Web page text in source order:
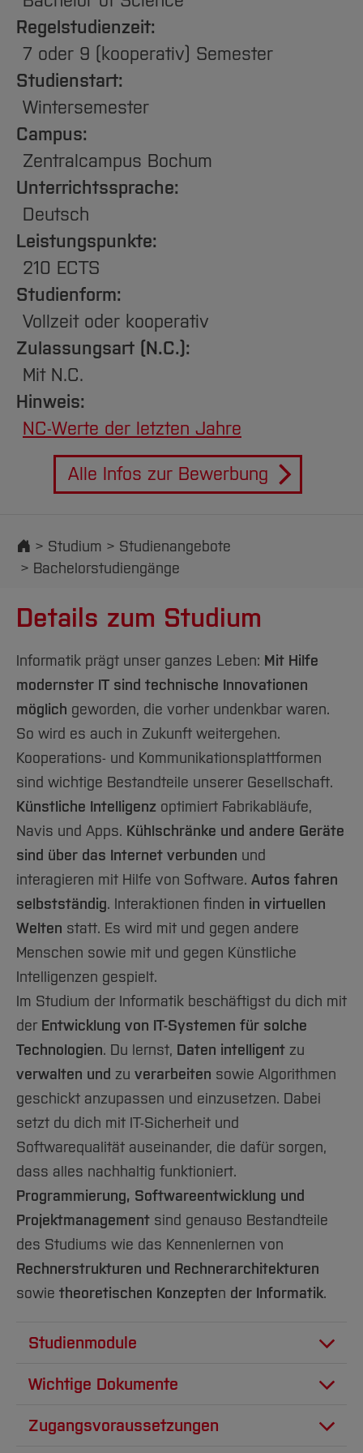
Arbeiten im FB G
Forschung und Projekte
International
Team
Service
Studiengänge
Studieninteressierte
Aktuelles
Fachgruppen
Team
Service
Amtliche Bekanntmachungen
Notfall-Infos
BO Shop
Familiengerechte Hochschule
Gleichstellung
Diskriminierungsfreie Hochschule
Hochschulkommunikation
International Office
Medienzentrum
Zentrale Studienberatung
Regelstudienzeit:
7 oder 9 (kooperativ) Semester
Studienstart:
Wintersemester
Campus:
Zentralcampus Bochum
Unterrichtssprache:
Deutsch
Leistungspunkte:
210 ECTS
Studienform:
Vollzeit oder kooperativ
Zulassungsart (N.C.):
Mit N.C.
Hinweis:
NC-Werte der letzten Jahre
Alle Infos zur Bewerbung
Startseite
Studium
Studienangebote
Bachelorstudiengänge
Details zum Studium
Informatik prägt unser ganzes Leben: Mit Hilfe
modernster IT sind technische Innovationen
möglich geworden, die vorher undenkbar waren.
So wird es auch in Zukunft weitergehen.
Kooperations- und Kommunikationsplattformen
sind wichtige Bestandteile unserer Gesellschaft.
Künstliche Intelligenz optimiert Fabrikabläufe,
Navis und Apps. Kühlschränke und andere Geräte
sind über das Internet verbunden und
interagieren mit Hilfe von Software. Autos fahren
selbstständig. Interaktionen finden in virtuellen
Welten statt. Es wird mit und gegen andere
Menschen sowie mit und gegen Künstliche
Intelligenzen gespielt.
Im Studium der Informatik beschäftigst du dich mit
der Entwicklung von IT-Systemen für solche
Technologien. Du lernst, Daten intelligent zu
verwalten und zu verarbeiten sowie Algorithmen
geschickt anzupassen und einzusetzen. Dabei
setzt du dich mit IT-Sicherheit und
Softwarequalität auseinander, die dafür sorgen,
dass alles nachhaltig funktioniert.
Programmierung, Softwareentwicklung und
Projektmanagement sind genauso Bestandteile
des Studiums wie das Kennenlernen von
Rechnerstrukturen und Rechnerarchitekturen
sowie theoretischen Konzepten der Informatik.
Studienmodule
Phase 1: Grundlagen und Arbeitstechniken
Angewandte Themen wie Java-
Wichtige Dokumente
PDF 862 KB
Zugangsvoraussetzungen